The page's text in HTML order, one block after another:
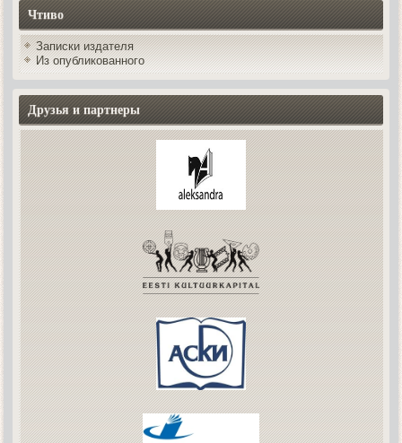
Чтиво
Записки издателя
Из опубликованного
Друзья и партнеры